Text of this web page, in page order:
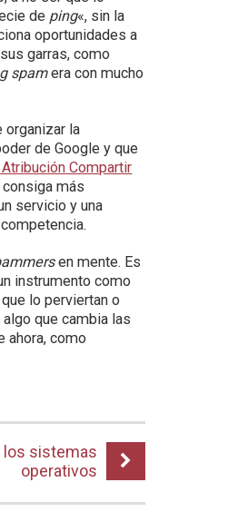
de ping«, sin la
oportunidades a
garras, como
spamera con mucho
organizar la
de Google y que
Compartir
más
servicio y una
en mente. Es
instrumento como
lo perviertan o
que cambia las
ahora, como
los sistemas
operativos